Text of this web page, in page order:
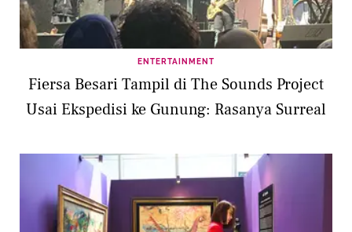
ENTERTAINMENT
Fiersa Besari Tampil di The Sounds Project
Usai Ekspedisi ke Gunung: Rasanya Surreal